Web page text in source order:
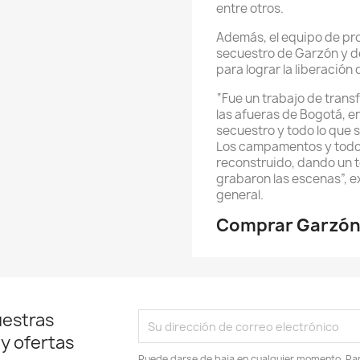
entre otros.
Además, el equipo de
secuestro de Garzón y
para lograr la liberación
“Fue un trabajo de
las afueras de Bogotá,
secuestro y todo lo que
Los campamentos y
reconstruido, dando un
grabaron las escenas”,
general.
Comprar Garzón
ofertas